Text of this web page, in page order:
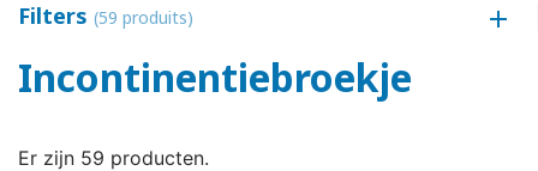
Filters (59 produits)
Incontinentiebroekje
Er zijn 59 producten.